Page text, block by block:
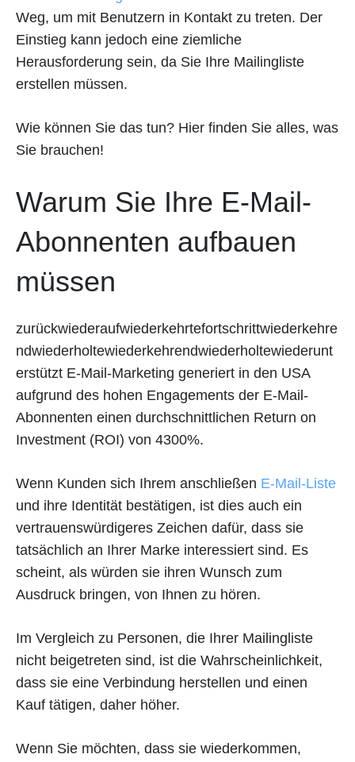
Weg, um mit Benutzern in Kontakt zu treten. Der
Einstieg kann jedoch eine ziemliche
Herausforderung sein, da Sie Ihre Mailingliste
erstellen müssen.
Wie können Sie das tun? Hier finden Sie alles, was
Sie brauchen!
Warum Sie Ihre E-Mail-
Abonnenten aufbauen
müssen
zurückwiederaufwiederkehrtefortschrittwiederkehre
ndwiederholtewiederkehrendwiederholtewiederunt
erstützt E-Mail-Marketing generiert in den USA
aufgrund des hohen Engagements der E-Mail-
Abonnenten einen durchschnittlichen Return on
Investment (ROI) von 4300%.
Wenn Kunden sich Ihrem anschließen E-Mail-Liste
und ihre Identität bestätigen, ist dies auch ein
vertrauenswürdigeres Zeichen dafür, dass sie
tatsächlich an Ihrer Marke interessiert sind. Es
scheint, als würden sie ihren Wunsch zum
Ausdruck bringen, von Ihnen zu hören.
Im Vergleich zu Personen, die Ihrer Mailingliste
nicht beigetreten sind, ist die Wahrscheinlichkeit,
dass sie eine Verbindung herstellen und einen
Kauf tätigen, daher höher.
Wenn Sie möchten, dass sie wiederkommen,